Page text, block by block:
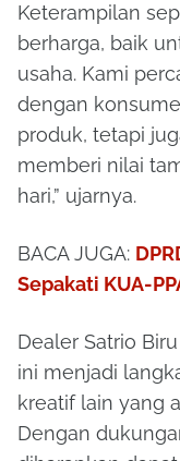
Keterampilan
berharga, baik
usaha. Kami
dengan
produk, tetapi
memberi nilai
hari,” ujarnya.
BACA JUGA:
Sepakati KUA-
Dealer Satrio
ini menjadi
kreatif lain yang
Dengan